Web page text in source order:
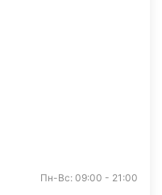
Пн-Вс: 09:00 - 21:00